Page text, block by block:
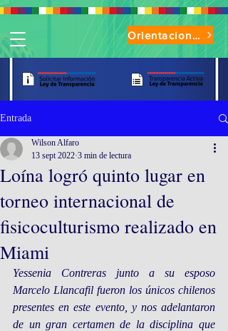
Orientaciones de Uso Parque Oasis
Entrada
Loína logró quinto lugar en
torneo internacional de
fisicoculturismo realizado en
Miami
Wilson Alfaro
13 sept 2022 3 min de lectura
Yessenia Contreras junto a su esposo
Marcelo Llancafil fueron los únicos chilenos
presentes en este evento, y nos adelantaron
de un gran certamen de la disciplina que